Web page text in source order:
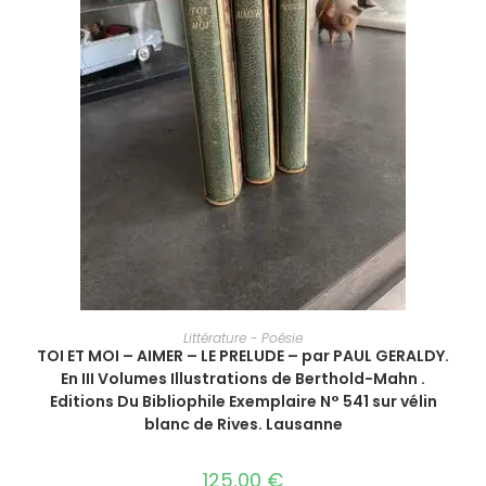
AJOUTER AU PANIER
Littérature - Poésie
TOI ET MOI – AIMER – LE PRELUDE – par PAUL GERALDY.
En III Volumes Illustrations de Berthold-Mahn .
Editions Du Bibliophile Exemplaire N° 541 sur vélin
blanc de Rives. Lausanne
125,00 €